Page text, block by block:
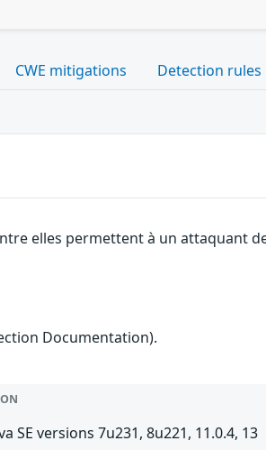
CWE mitigations Detection rules
elles permettent à un attaquant
Documentation).
SE versions 7u231, 8u221, 11.0.4, 13